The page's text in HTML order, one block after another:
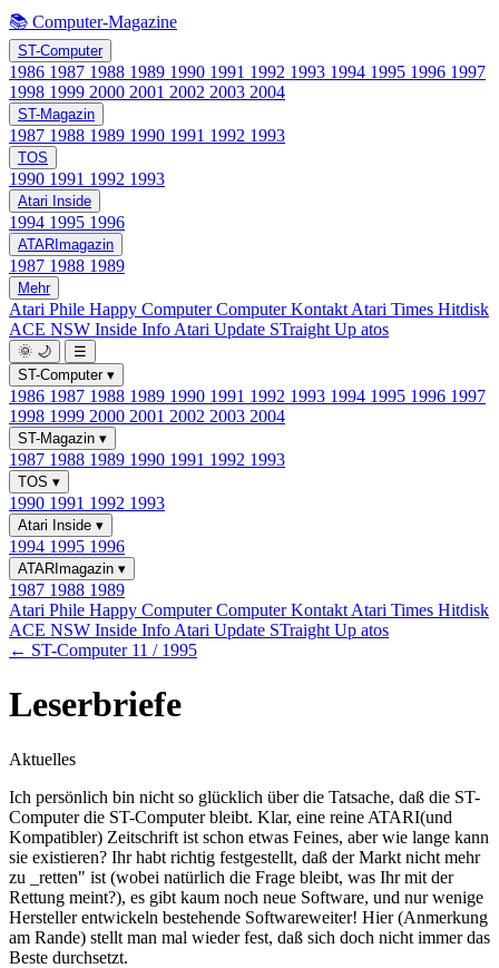
📚 Computer-Magazine
ST-Computer
1986 1987 1988 1989 1990 1991 1992 1993 1994 1995 1996 1997
1998 1999 2000 2001 2002 2003 2004
ST-Magazin
1987 1988 1989 1990 1991 1992 1993
TOS
1990 1991 1992 1993
Atari Inside
1994 1995 1996
ATARImagazin
1987 1988 1989
Mehr
Atari Phile Happy ComputerComputer Kontakt Atari Times Hitdisk
ACE NSW Inside Info Atari Update STraight Up atos
🌞 🌙
☰
ST-Computer ▾
1986 1987 1988 1989 1990 1991 1992 1993 1994 1995 1996 1997
1998 1999 2000 2001 2002 2003 2004
ST-Magazin ▾
1987 1988 1989 1990 1991 1992 1993
TOS ▾
1990 1991 1992 1993
Atari Inside ▾
1994 1995 1996
ATARImagazin ▾
1987 1988 1989
Atari Phile Happy ComputerComputer Kontakt Atari Times Hitdisk
ACE NSW Inside Info Atari Update STraight Up atos
← ST-Computer 11 / 1995
Leserbriefe
Aktuelles
Ich persönlich bin nicht so glücklich über die Tatsache, daß die ST-
Computer die ST-Computer bleibt. Klar, eine reine ATARI(und
Kompatibler) Zeitschrift ist schon etwas Feines, aber wie lange kann
sie existieren? Ihr habt richtig festgestellt, daß der Markt nicht mehr
zu _retten" ist (wobei natürlich die Frage bleibt, was Ihr mit der
Rettung meint?), es gibt kaum noch neue Software, und nur wenige
Hersteller entwickeln bestehende Softwareweiter! Hier (Anmerkung
am Rande) stellt man mal wieder fest, daß sich doch nicht immer das
Beste durchsetzt.